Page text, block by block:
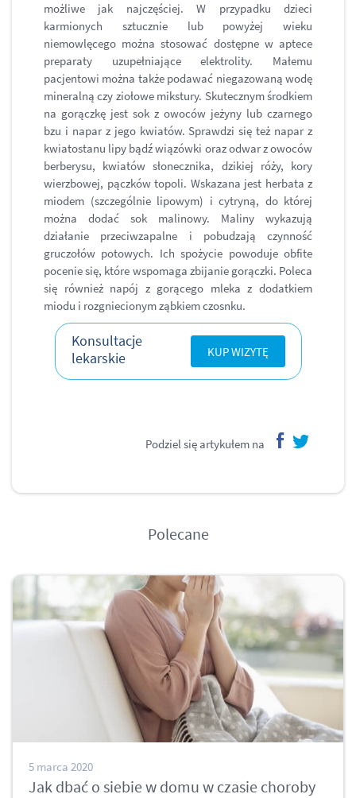
możliwe jak najczęściej. W przypadku dzieci
karmionych sztucznie lub powyżej wieku
niemowlęcego można stosować dostępne w aptece
preparaty uzupełniające elektrolity. Małemu
pacjentowi można także podawać niegazowaną wodę
mineralną czy ziołowe mikstury. Skutecznym środkiem
na gorączkę jest sok z owoców jeżyny lub czarnego
bzu i napar z jego kwiatów. Sprawdzi się też napar z
kwiatostanu lipy bądź wiązówki oraz odwar z owoców
berberysu, kwiatów słonecznika, dzikiej róży, kory
wierzbowej, pączków topoli. Wskazana jest herbata z
miodem (szczególnie lipowym) i cytryną, do której
można dodać sok malinowy. Maliny wykazują
działanie przeciwzapalne i pobudzają czynność
gruczołów potowych. Ich spożycie powoduje obfite
pocenie się, które wspomaga zbijanie gorączki. Poleca
się również napój z gorącego mleka z dodatkiem
miodu i rozgniecionym ząbkiem czosnku.
Konsultacje
lekarskie
KUP WIZYTĘ
Podziel się artykułem na
Polecane
5 marca 2020
Jak dbać o siebie w domu w czasie choroby